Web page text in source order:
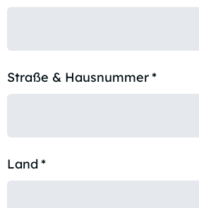
Straße & Hausnummer*
Land*